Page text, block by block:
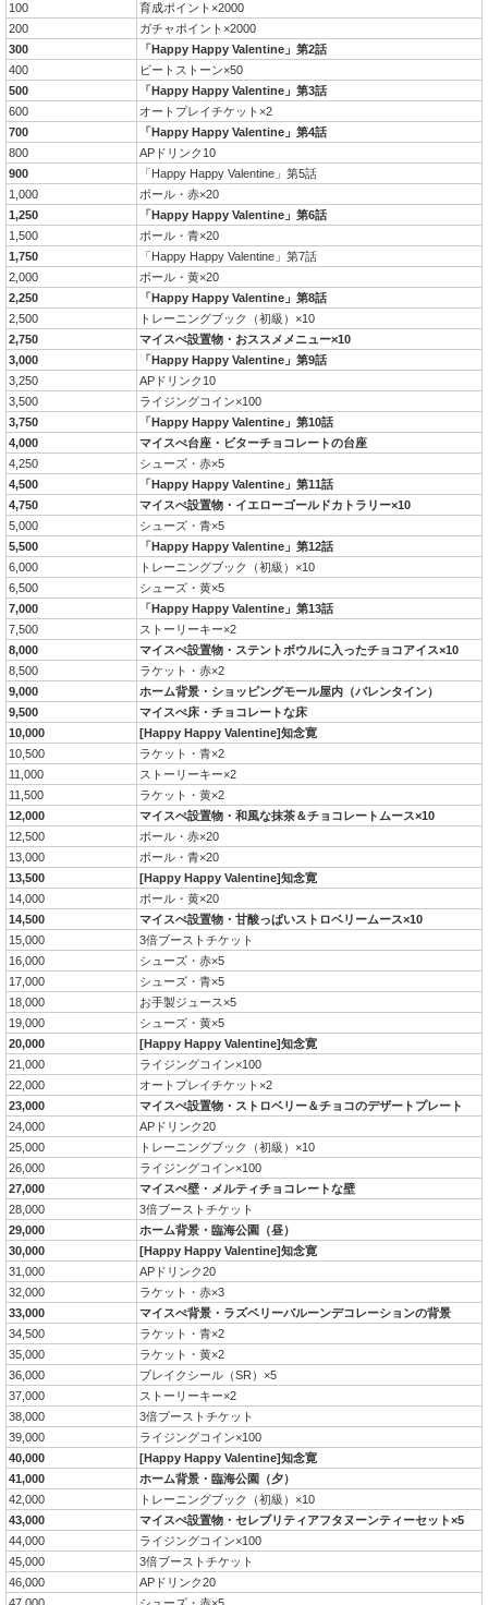
100
育成ポイント×2000
200
ガチャポイント×2000
300
「Happy Happy Valentine」第2話
400
ビートストーン×50
500
「Happy Happy Valentine」第3話
600
オートプレイチケット×2
700
「Happy Happy Valentine」第4話
800
APドリンク10
900
「Happy Happy Valentine」第5話
1,000
ボール・赤×20
1,250
「Happy Happy Valentine」第6話
1,500
ボール・青×20
1,750
「Happy Happy Valentine」第7話
2,000
ボール・黄×20
2,250
「Happy Happy Valentine」第8話
2,500
トレーニングブック（初級）×10
2,750
マイスぺ設置物・おススメメニュー×10
3,000
「Happy Happy Valentine」第9話
3,250
APドリンク10
3,500
ライジングコイン×100
3,750
「Happy Happy Valentine」第10話
4,000
マイスぺ台座・ビターチョコレートの台座
4,250
シューズ・赤×5
4,500
「Happy Happy Valentine」第11話
4,750
マイスぺ設置物・イエローゴールドカトラリー×10
5,000
シューズ・青×5
5,500
「Happy Happy Valentine」第12話
6,000
トレーニングブック（初級）×10
6,500
シューズ・黄×5
7,000
「Happy Happy Valentine」第13話
7,500
ストーリーキー×2
8,000
マイスぺ設置物・ステントボウルに入ったチョコアイス×10
8,500
ラケット・赤×2
9,000
ホーム背景・ショッピングモール屋内（バレンタイン）
9,500
マイスぺ床・チョコレートな床
10,000
[Happy Happy Valentine]知念寛
10,500
ラケット・青×2
11,000
ストーリーキー×2
11,500
ラケット・黄×2
12,000
マイスぺ設置物・和風な抹茶＆チョコレートムース×10
12,500
ボール・赤×20
13,000
ボール・青×20
13,500
[Happy Happy Valentine]知念寛
14,000
ボール・黄×20
14,500
マイスぺ設置物・甘酸っぱいストロベリームース×10
15,000
3倍ブーストチケット
16,000
シューズ・赤×5
17,000
シューズ・青×5
18,000
お手製ジュース×5
19,000
シューズ・黄×5
20,000
[Happy Happy Valentine]知念寛
21,000
ライジングコイン×100
22,000
オートプレイチケット×2
23,000
マイスぺ設置物・ストロベリー＆チョコのデザートプレート
24,000
APドリンク20
25,000
トレーニングブック（初級）×10
26,000
ライジングコイン×100
27,000
マイスぺ壁・メルティチョコレートな壁
28,000
3倍ブーストチケット
29,000
ホーム背景・臨海公園（昼）
30,000
[Happy Happy Valentine]知念寛
31,000
APドリンク20
32,000
ラケット・赤×3
33,000
マイスぺ背景・ラズベリーバルーンデコレーションの背景
34,500
ラケット・青×2
35,000
ラケット・黄×2
36,000
ブレイクシール（SR）×5
37,000
ストーリーキー×2
38,000
3倍ブーストチケット
39,000
ライジングコイン×100
40,000
[Happy Happy Valentine]知念寛
41,000
ホーム背景・臨海公園（夕）
42,000
トレーニングブック（初級）×10
43,000
マイスぺ設置物・セレブリティアフタヌーンティーセット×5
44,000
ライジングコイン×100
45,000
3倍ブーストチケット
46,000
APドリンク20